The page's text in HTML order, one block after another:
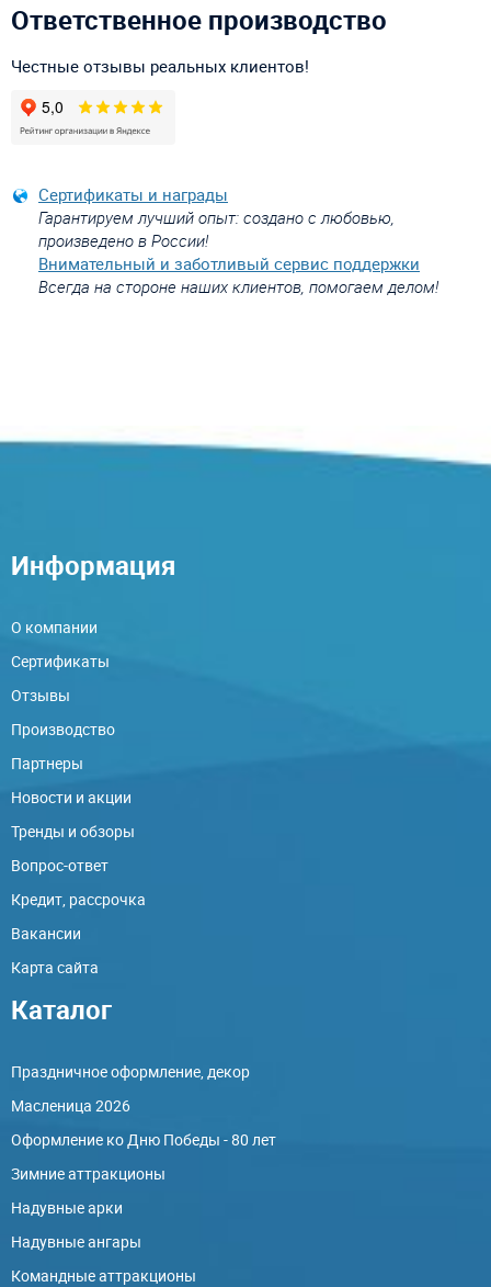
Ответственное производство
Честные отзывы реальных клиентов!
Сертификаты и награды
Гарантируем лучший опыт: создано с любовью,
произведено в России!
Внимательный и заботливый сервис поддержки
Всегда на стороне наших клиентов, помогаем делом!
Информация
О компании
Сертификаты
Отзывы
Производство
Партнеры
Новости и акции
Тренды и обзоры
Вопрос-ответ
Кредит, рассрочка
Вакансии
Карта сайта
Каталог
Праздничное оформление, декор
Масленица 2026
Оформление ко Дню Победы - 80 лет
Зимние аттракционы
Надувные арки
Надувные ангары
Командные аттракционы